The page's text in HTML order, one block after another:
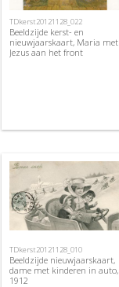
TDkerst20121128_022
Beeldzijde kerst- en
nieuwjaarskaart, Maria met
Jezus aan het front
TDkerst20121128_010
Beeldzijde nieuwjaarskaart,
dame met kinderen in auto,
1912